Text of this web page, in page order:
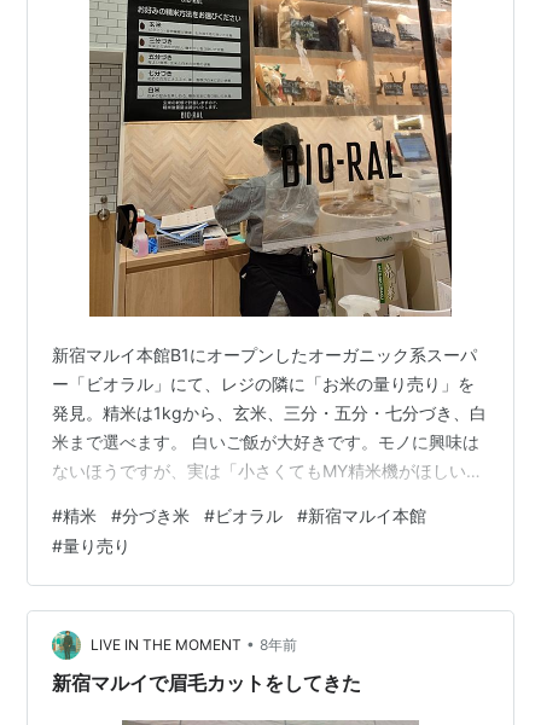
新宿マルイ本館B1にオープンしたオーガニック系スーパ
ー「ビオラル」にて、レジの隣に「お米の量り売り」を
発見。精米は1kgから、玄米、三分・五分・七分づき、白
米まで選べます。 白いご飯が大好きです。モノに興味は
ないほうですが、実は「小さくてもMY精米機がほしい」
白米を炊くのに慣れており、これまで家で玄米を炊こう
と思ったことはありませんでした。 お店の方が「五分ま
でなら、白米とまったく同じ炊き方でOKです」と教えて
くれて、1kg試してみることに。 各地選りすぐりのお米6
種類から「青森県産 青天の霹靂（その日は700円/kgの
20%OFF）」の五分づ…
#精米 #分づき米 #ビオラル #新宿マルイ本館
#量り売り
LIVE IN THE MOMENT • 8年前
新宿マルイで眉毛カットをしてきた